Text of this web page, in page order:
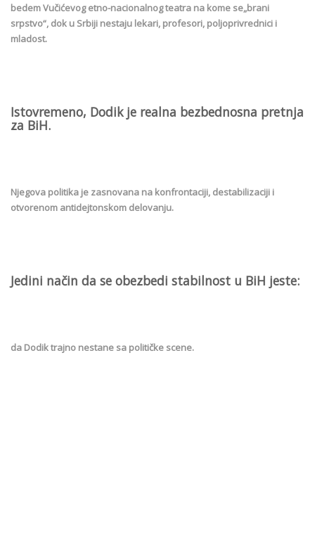
bedem Vučićevog etno-nacionalnog teatra na kome se„brani
srpstvo“, dok u Srbiji nestaju lekari, profesori, poljoprivrednici i
mladost.
Istovremeno, Dodik je realna bezbednosna pretnja
za BiH.
Njegova politika je zasnovana na konfrontaciji, destabilizaciji i
otvorenom antidejtonskom delovanju.
Jedini način da se obezbedi stabilnost u BiH jeste:
da Dodik trajno nestane sa političke scene.